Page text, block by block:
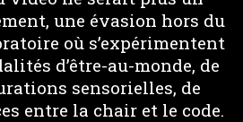
une évasion hors du
où s’expérimentent
d’être-au-monde, de
sensorielles, de
entre la chair et le code.